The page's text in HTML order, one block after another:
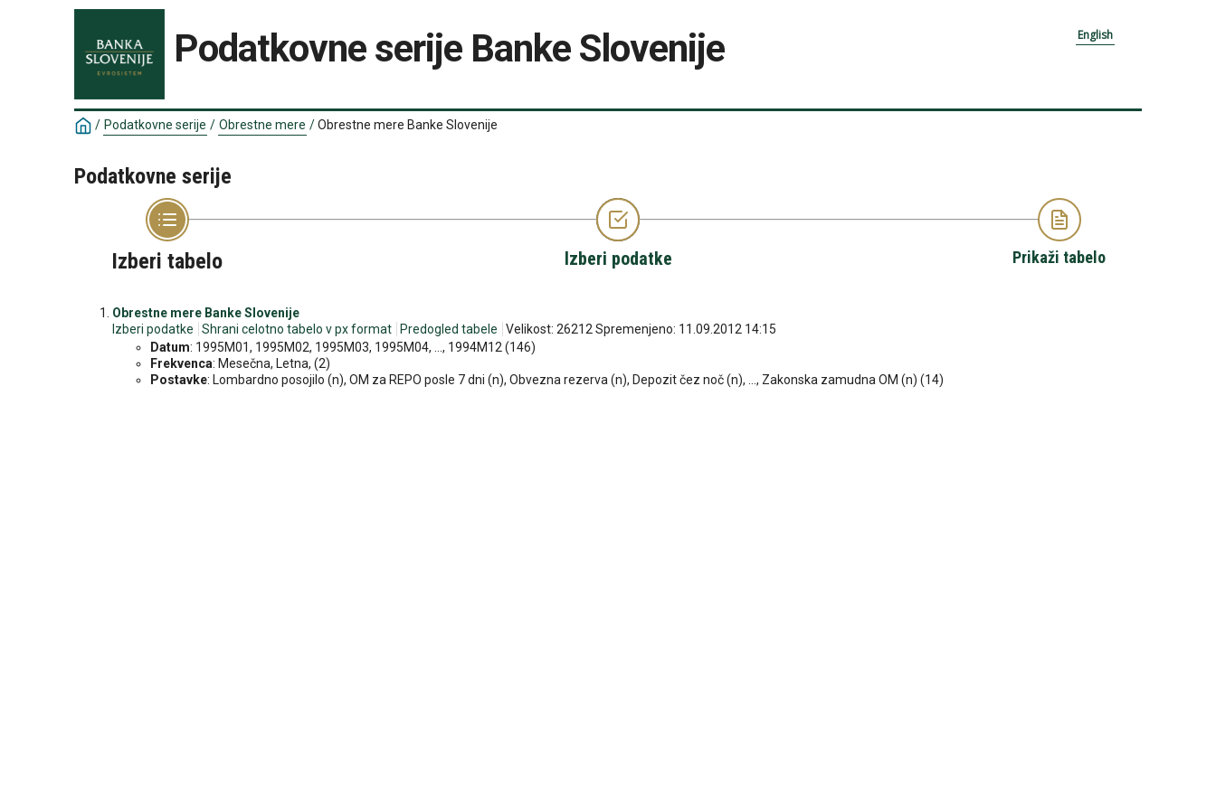
Podatkovne serije Banke Slovenije English
/ Podatkovne serije / Obrestne mere /Obrestne mere Banke Slovenije
Podatkovne serije
Izberi tabelo Izberi podatke Prikaži tabelo
Obrestne mere Banke Slovenije
Izberi podatke
Shrani celotno tabelo v px format Predogled tabele
Velikost: 26212 Spremenjeno: 11.09.2012 14:15
Datum: 1995M01, 1995M02, 1995M03, 1995M04, ..., 1994M12 (146)
Frekvenca: Mesečna, Letna, (2)
Postavke: Lombardno posojilo (n), OM za REPO posle 7 dni (n), Obvezna rezerva (n), Depozit čez noč (n), ..., Zakonska zamudna OM (n) (14)